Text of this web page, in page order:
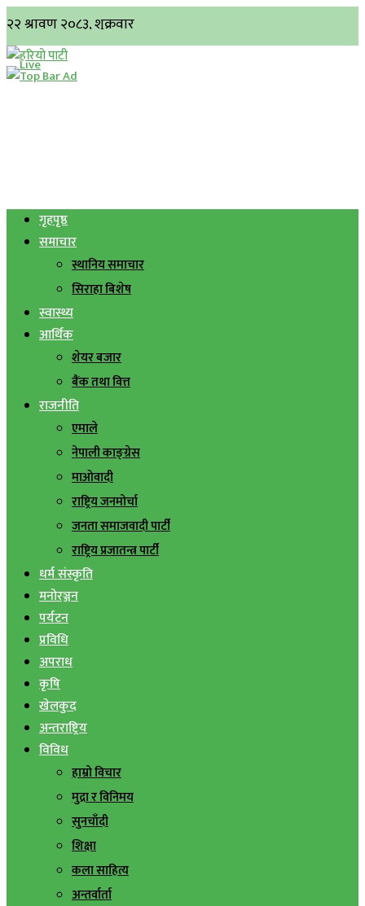
गृहपृष्ठ
समाचार
स्थानिय समाचार
सिराहा बिशेष
स्वास्थ्य
आर्थिक
शेयर बजार
बैंक तथा वित्त
राजनीति
एमाले
नेपाली काङ्ग्रेस
माओवादी
राष्ट्रिय जनमोर्चा
जनता समाजवादी पार्टी
राष्ट्रिय प्रजातन्त्र पार्टी
धर्म संस्कृति
मनोरञ्जन
पर्यटन
प्रविधि
अपराध
कृषि
खेलकुद
अन्तराष्ट्रिय
विविध
हाम्रो विचार
मुद्रा र विनिमय
सुनचाँदी
शिक्षा
कला साहित्य
अन्तर्वार्ता